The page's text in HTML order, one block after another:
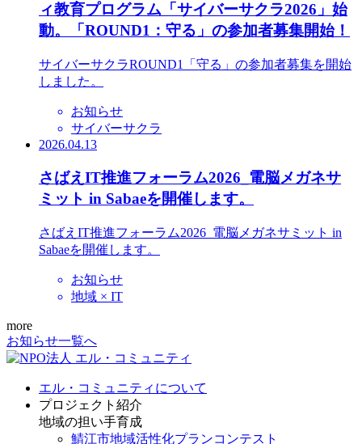
ィ教育プログラム「サイバーサクラ2026」始
動。「ROUND1：守る」の参加者募集開始！
サイバーサクラROUND1「守る」の参加者募集を開始
しました。
お知らせ
サイバーサクラ
2026.04.13
さばえIT推進フォーラム2026_電脳メガネサ
ミット in Sabaeを開催します。
さばえIT推進フォーラム2026_電脳メガネサミット in
Sabaeを開催します。
お知らせ
地域 × IT
more
お知らせ一覧へ
エル・コミュニティについて
プロジェクト紹介
地域の担い手育成
鯖江市地域活性化プランコンテスト